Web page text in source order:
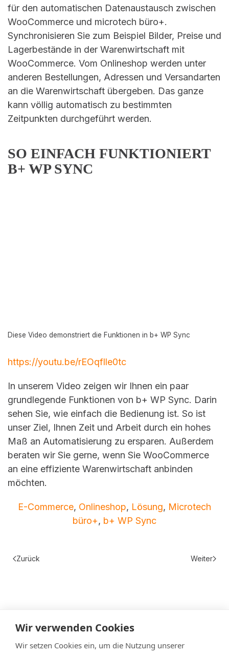
für den automatischen Datenaustausch zwischen
WooCommerce und microtech büro+.
Synchronisieren Sie zum Beispiel Bilder, Preise und
Lagerbestände in der Warenwirtschaft mit
WooCommerce. Vom Onlineshop werden unter
anderen Bestellungen, Adressen und Versandarten
an die Warenwirtschaft übergeben. Das ganze
kann völlig automatisch zu bestimmten
Zeitpunkten durchgeführt werden.
SO EINFACH FUNKTIONIERT
B+ WP SYNC
Diese Video demonstriert die Funktionen in b+ WP Sync
https://youtu.be/rEOqflle0tc
In unserem Video zeigen wir Ihnen ein paar
grundlegende Funktionen von b+ WP Sync. Darin
sehen Sie, wie einfach die Bedienung ist. So ist
unser Ziel, Ihnen Zeit und Arbeit durch ein hohes
Maß an Automatisierung zu ersparen. Außerdem
beraten wir Sie gerne, wenn Sie WooCommerce
an eine effiziente Warenwirtschaft anbinden
möchten.
E-Commerce, Onlineshop, Lösung, Microtech
büro+, b+ WP Sync
Zurück Weiter
Datenschutz Impressum
Wir verwenden Cookies
Wir setzen Cookies ein, um die Nutzung unserer